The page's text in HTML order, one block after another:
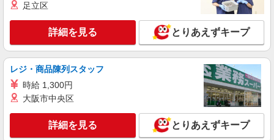
大阪府大阪市中央区難波5-1-18（高島屋大阪店
内） なんばダイニングメゾン
キープ 詳細を見る
FRESHNESS BURGER もりのみやキューズモール店
アルバイト・パート：時給1,200円以上
大阪府大阪市中央区森ノ宮中央2丁目1-70 もり
足立区
詳細を見る とりあえずキープ
レジ・商品陳列スタッフ
時給 1,300円
大阪市中央区
詳細を見る とりあえずキープ